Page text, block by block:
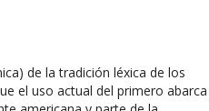
de la tradición léxica de los
el uso actual del primero abarca